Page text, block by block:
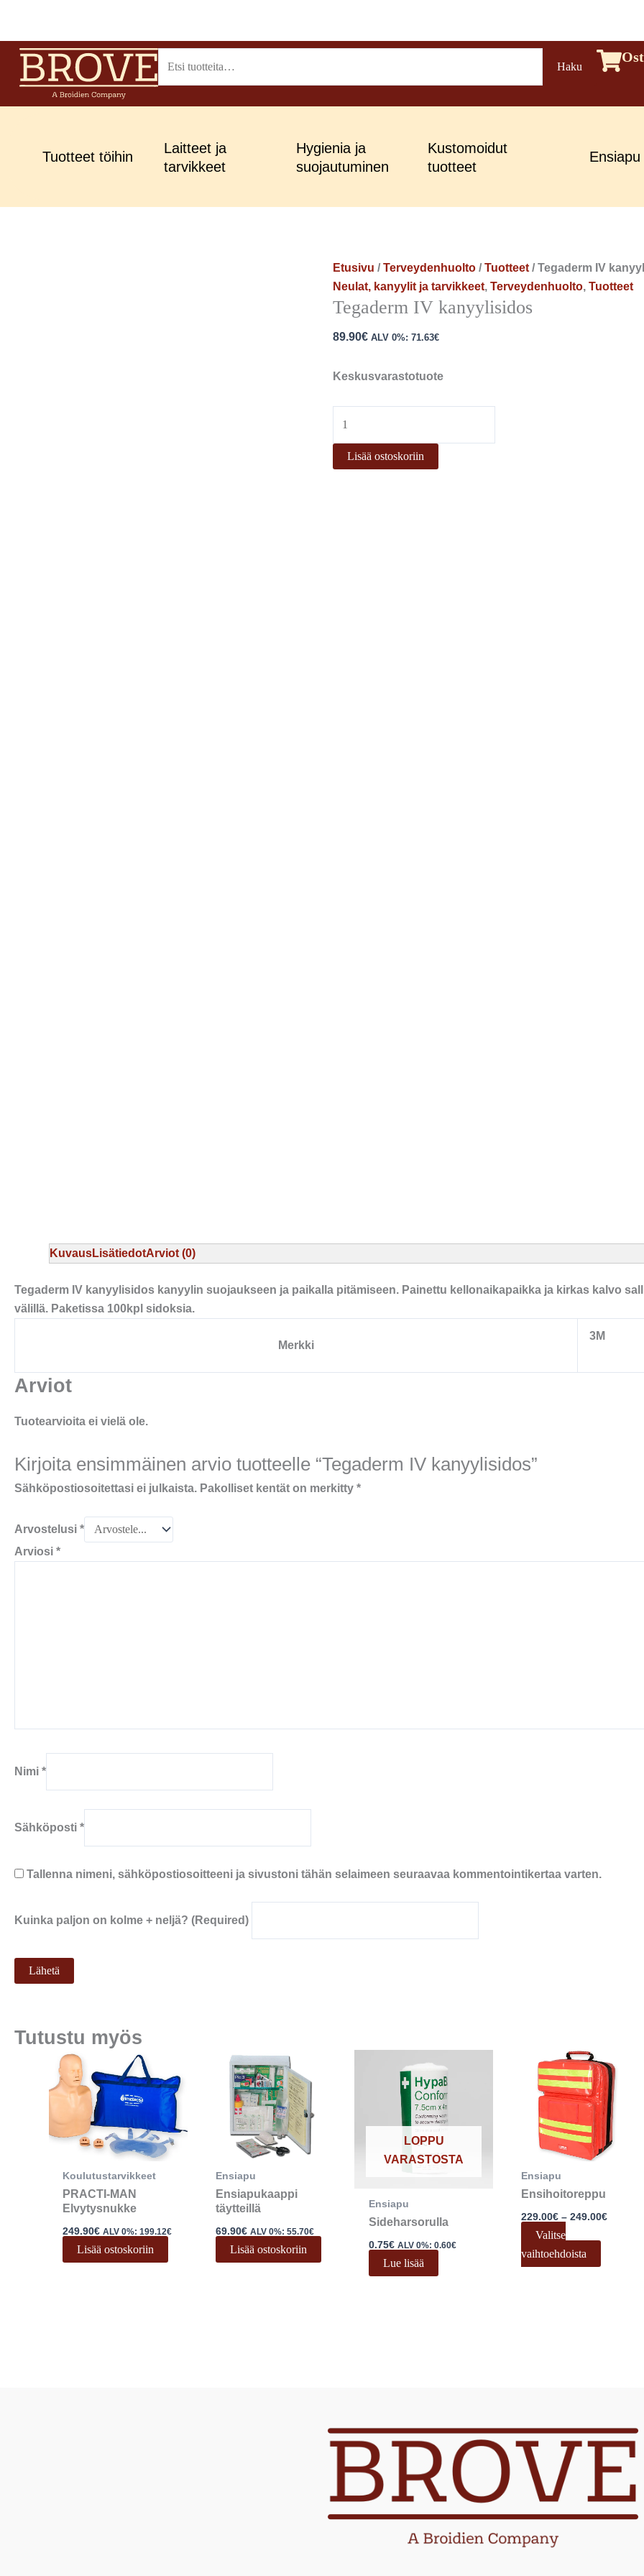
Haku
Tuotteet töihin
Laitteet ja
tarvikkeet
Hygienia ja
suojautuminen
Kustomoidut
tuotteet
Ensiapu
Etusivu /Terveydenhuolto /Tuotteet / Tegaderm IV
Neulat, kanyylit ja tarvikkeet,Terveydenhuolto,Tuotteet
Tegaderm IV kanyylisidos
89.90€ ALV 0%:71.63€
Keskusvarastotuote
Tegaderm
kanyylisidos
määrä
Lisää ostoskoriin
KuvausLisätiedotArviot (0)
Tegaderm IV kanyylisidos kanyylin suojaukseen ja paikalla pitämiseen. Painettu kellonaikapaikka ja kirkas kalvo
välillä. Paketissa 100kpl sidoksia.
Merkki
3M
Arviot
Tuotearvioita ei vielä ole.
Kirjoita ensimmäinen arvio tuotteelle “Tegaderm IV kanyylisidos”
Sähköpostiosoitettasi ei julkaista. Pakolliset kentät on merkitty *
Arvostelusi *
Arviosi *
Nimi *
Sähköposti *
Tallenna nimeni, sähköpostiosoitteeni ja sivustoni tähän selaimeen seuraavaa kommentointikertaa varten.
Kuinka paljon on kolme + neljä? (Required)
Tutustu myös
Koulutustarvikkeet
PRACTI-MAN
Elvytysnukke
249.90€ ALV 0%:199.12€
Lisää ostoskoriin
Ensiapu
Ensiapukaappi
täytteillä
69.90€ ALV 0%: 55.70€
Lisää ostoskoriin
LOPPU
VARASTOSTA
Ensiapu
Sideharsorulla
0.75€ ALV 0%: 0.60€
Lue lisää
Ensiapu
Ensihoitoreppu
229.00€ – 249.00€
229.00€
249.00€
Valitse
vaihtoehdoista
tuotteella
on
useampi
Voit
valinnat